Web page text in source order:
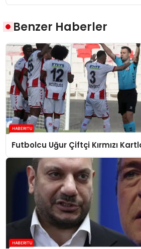
Benzer Haberler
Futbolcu Uğur Çiftçi Kırmızı